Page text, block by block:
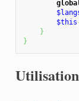
$this
}
}